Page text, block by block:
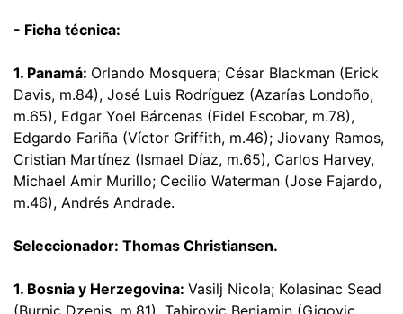
- Ficha técnica:
1. Panamá: Orlando Mosquera; César Blackman (Erick
Davis, m.84), José Luis Rodríguez (Azarías Londoño,
m.65), Edgar Yoel Bárcenas (Fidel Escobar, m.78),
Edgardo Fariña (Víctor Griffith, m.46); Jiovany Ramos,
Cristian Martínez (Ismael Díaz, m.65), Carlos Harvey,
Michael Amir Murillo; Cecilio Waterman (Jose Fajardo,
m.46), Andrés Andrade.
Seleccionador: Thomas Christiansen.
1. Bosnia y Herzegovina: Vasilj Nicola; Kolasinac Sead
(Burnic Dzenis, m.81), Tahirovic Benjamin (Gigovic